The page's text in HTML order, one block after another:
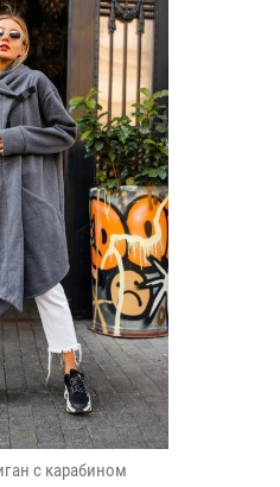
с карабином